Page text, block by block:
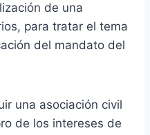
de una
para tratar el tema
del mandato del
una asociación civil
de los intereses de